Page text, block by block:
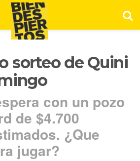
sorteo de Quini
con un pozo
de $4.700
¿Que
jugar?